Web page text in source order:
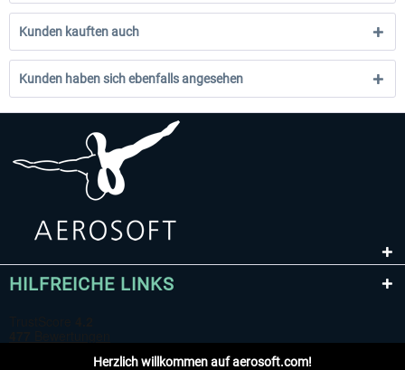
Kunden kauften auch
Kunden haben sich ebenfalls angesehen
HILFREICHE LINKS
Herzlich willkommen auf aerosoft.com!